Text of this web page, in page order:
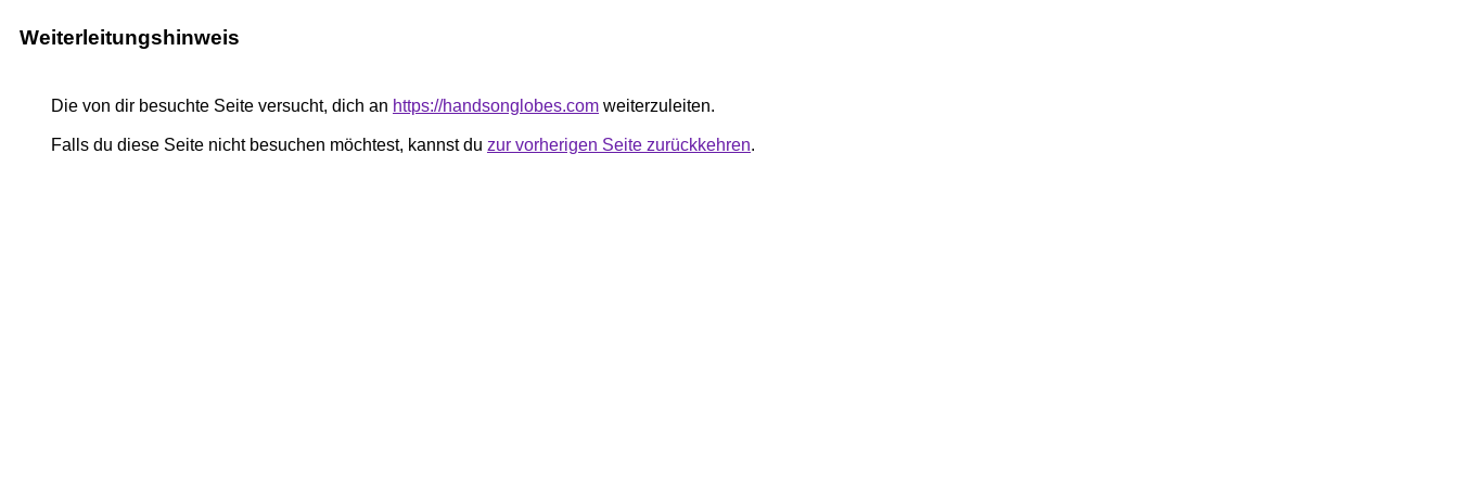
Weiterleitungshinweis
Die von dir besuchte Seite versucht, dich an https://handsonglobes.com weiterzuleiten.
Falls du diese Seite nicht besuchen möchtest, kannst du zur vorherigen Seite zurückkehren.